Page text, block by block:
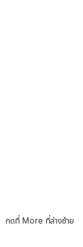
กดที่ More ที่ล่างซ้าย